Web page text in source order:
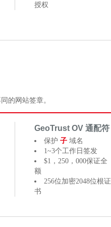
授权
的网站签章。
GeoTrust OV 通配符
保护 子 域名
1~3个工作日签发
$1，250，000保证全
额
256位加密2048位根证
书